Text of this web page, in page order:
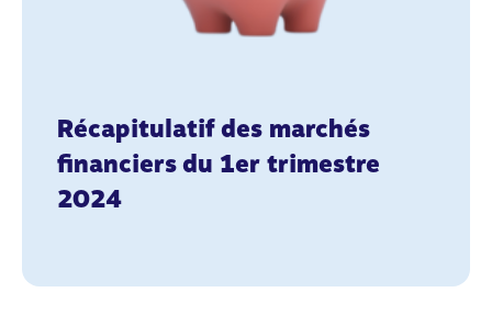
Récapitulatif des marchés
financiers du 1er trimestre
2024